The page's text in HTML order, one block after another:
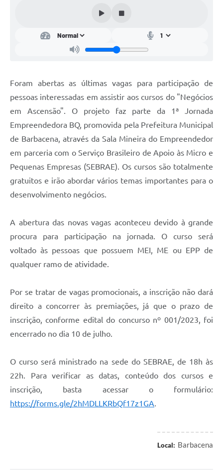
Plano Diretor e Mobilidade Urbana
3º Jornada Empreendedora BQ
Festival Gastronômico
Emprega Barbacena
Carta de Serviços
Arquivos para Download
Legislação
Transparência
SIC
Foram abertas as últimas vagas para participação de
pessoas interessadas em assistir aos cursos do "Negócios
em Ascensão". O projeto faz parte da 1ª Jornada
Empreendedora BQ, promovida pela Prefeitura Municipal
de Barbacena, através da Sala Mineira do Empreendedor
em parceria com o Serviço Brasileiro de Apoio às Micro e
Pequenas Empresas (SEBRAE). Os cursos são totalmente
gratuitos e irão abordar vários temas importantes para o
desenvolvimento negócios.
A abertura das novas vagas aconteceu devido à grande
procura para participação na jornada. O curso será
voltado às pessoas que possuem MEI, ME ou EPP de
qualquer ramo de atividade.
Por se tratar de vagas promocionais, a inscrição não dará
direito a concorrer às premiações, já que o prazo de
inscrição, conforme edital do concurso nº 001/2023, foi
encerrado no dia 10 de julho.
O curso será ministrado na sede do SEBRAE, de 18h às
22h. Para verificar as datas, conteúdo dos cursos e
inscrição, basta acessar o formulário:
https://forms.gle/2hMDLLKRbQf17z1GA.
Local: Barbacena